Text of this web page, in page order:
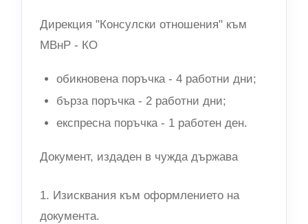
Дирекция "Консулски отношения" към
МВнР - КО
обикновена поръчка - 4 работни дни;
бърза поръчка - 2 работни дни;
експресна поръчка - 1 работен ден.
Документ, издаден в чужда държава
1. Изисквания към оформлението на
документа.